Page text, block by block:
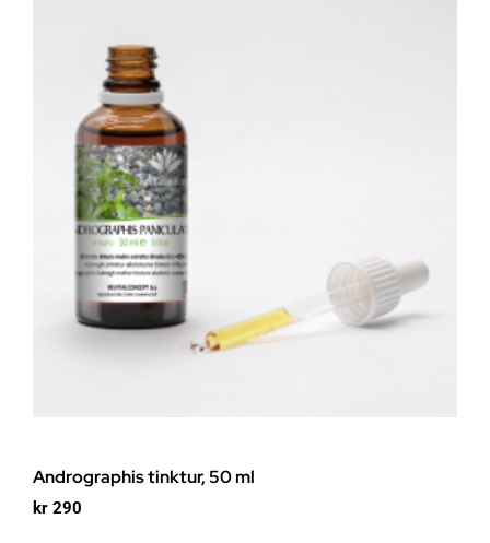
Andrographis tinktur, 50 ml
kr 290